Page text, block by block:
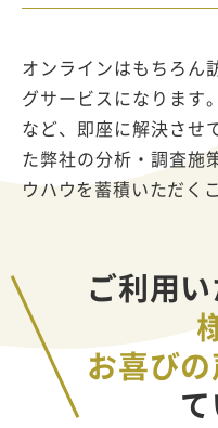
オンラインはもちろん
グサービスになります
など、即座に解決させ
た弊社の分析・調査施
ウハウを蓄積いただく
ご利用
お喜び